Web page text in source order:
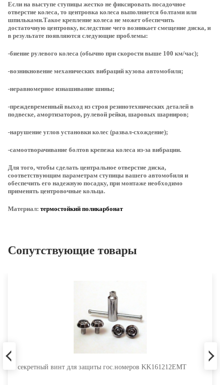
Если на выступе ступицы жестко не фиксировать посадочное
отверстие колеса, то центровка колеса выполняется болтами или
шпильками.Такое крепление колеса не может обеспечить
достаточную центровку, вследствие чего возникает смещение диска, и
в результате появляются следующие проблемы:
-биение рулевого колеса (обычно при скорости выше 100 км/час);
-возникновение механических вибраций кузова автомобиля;
-неравномерное изнашивание шины;
-преждевременный выход из строя резинотехнических деталей в
подвеске, амортизаторов, рулевой рейки, шаровых шарниров;
-нарушение углов установки колес (развал-схождение);
-самоотворачивание болтов крепежа колеса из-за вибрации.
Для того, чтобы сделать центральное отверстие диска,
соответствующим параметрам ступицы вашего автомобиля и
обеспечить его надежную посадку, при монтаже необходимо
применять центровочные кольца.
Материал: термостойкий поликарбонат
Сопутствующие товары
секретный винт для защиты гос.номеров KK161212EMT